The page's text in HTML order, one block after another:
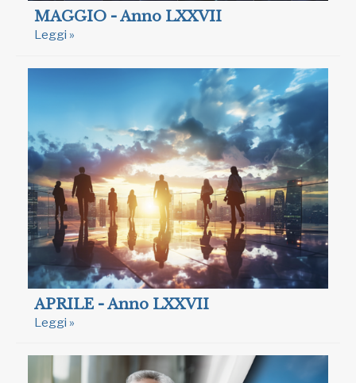
MAGGIO - Anno LXXVII
Leggi »
APRILE - Anno LXXVII
Leggi »